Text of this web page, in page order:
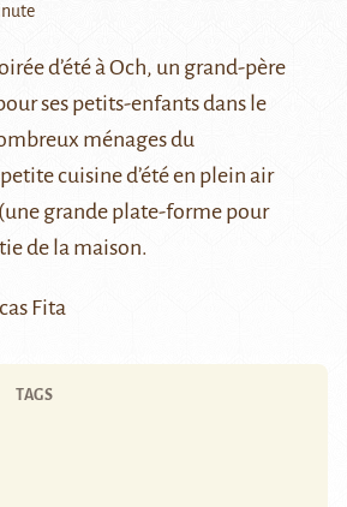
d’été à Och, un grand-père
ses petits-enfants dans le
ménages du
cuisine d’été en plein air
grande plate-forme pour
de la maison.
Fita
TAGS